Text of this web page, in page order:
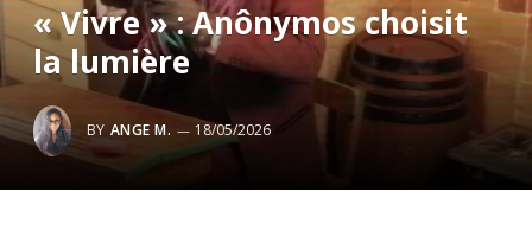
« Vivre » : Anônymos choisit
la lumière
BY ANGE M. 18/05/2026